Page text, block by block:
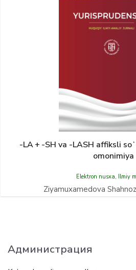
-LA + -SH va -LASH affiksli
omonimiya
Elektron nusxa, Ilmiy
Ziyamuxamedova
Администрация